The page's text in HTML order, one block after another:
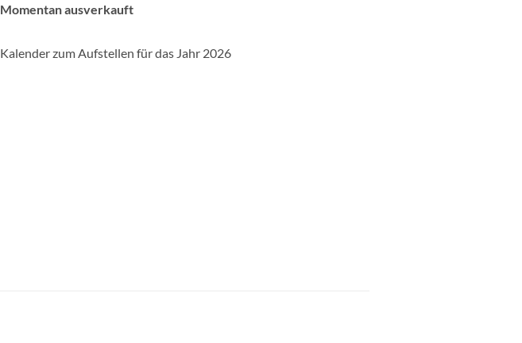
Momentan ausverkauft
Kalender zum Aufstellen für das Jahr 2026